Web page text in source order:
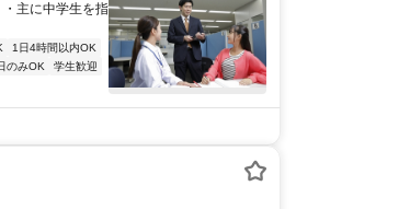
主に中学生を指
1日4時間以内OK
のみOK
学生歓迎